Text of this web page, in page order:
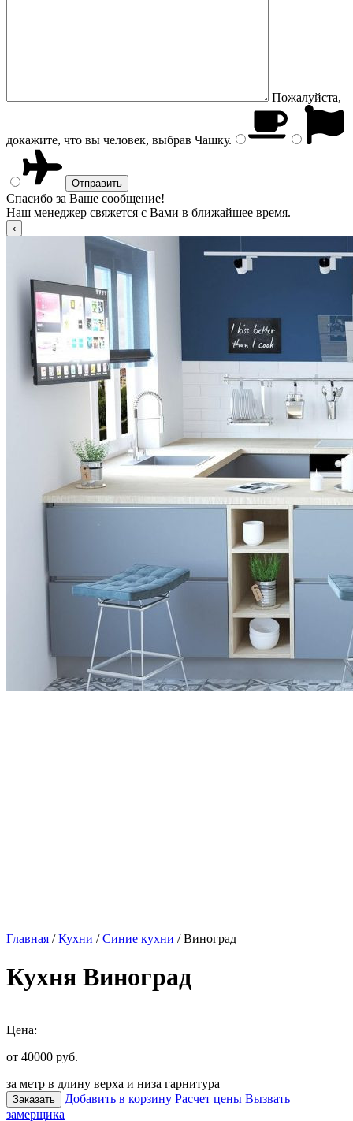
Пожалуйста,
докажите, что вы человек, выбрав Чашку.
Спасибо за Ваше сообщение!
Наш менеджер свяжется с Вами в ближайшее время.
Главная /Кухни /Синие кухни / Виноград
Кухня Виноград
Цена:
от 40000 руб.
за метр в длину верха и низа гарнитура
Заказать Добавить в корзину Расчет цены Вызвать
замерщика